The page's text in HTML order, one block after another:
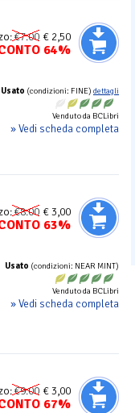
€7.00 € 2,50
64%
Usato (condizioni: FINE) dettagli
Venduto da BCLibri
» Vedi scheda completa
€8.00 € 3,00
63%
Usato (condizioni: NEAR MINT)
Venduto da BCLibri
» Vedi scheda completa
€9.00 € 3,00
67%